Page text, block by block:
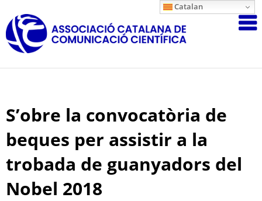
to
content
Associació
S’obre la convocatòria de
beques per assistir a la
trobada de guanyadors del
Nobel 2018
Catalan